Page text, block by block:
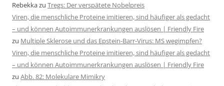
Rebekkazu Tregs: Der verspätete Nobelpreis
Viren, die menschliche Proteine imitieren, sind häufiger als gedacht
– und können Autoimmunerkrankungen auslösen | Friendly Fire
zu Multiple Sklerose und das Epstein-Barr-Virus: MS wegimpfen?
Viren, die menschliche Proteine imitieren, sind häufiger als gedacht
– und können Autoimmunerkrankungen auslösen | Friendly Fire
zu Abb. 82: Molekulare Mimikry